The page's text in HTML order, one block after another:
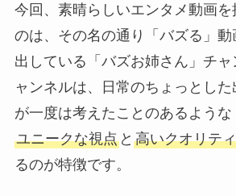
今回、素晴らしいエンタメ動画を
のは、その名の通り「バズる」
出している「バズお姉さん」チ
ャンネルは、日常のちょっとした
が一度は考えたことのあるような
ユニークな視点と 高いクオリティ
るのが特徴です。